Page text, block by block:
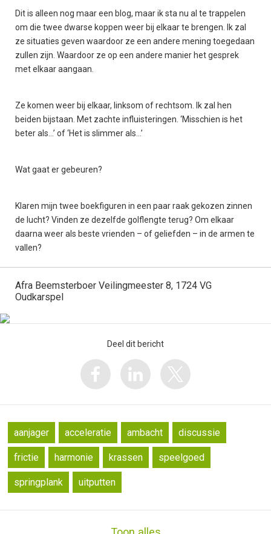
Dit is alleen nog maar een blog, maar ik sta nu al te trappelen
om die twee dwarse koppen weer bij elkaar te brengen. Ik zal
ze situaties geven waardoor ze een andere mening toegedaan
zullen zijn. Waardoor ze op een andere manier het gesprek
met elkaar aangaan.
Ze komen weer bij elkaar, linksom of rechtsom. Ik zal hen
beiden bijstaan. Met zachte influisteringen. ‘Misschien is het
beter als…’ of ‘Het is slimmer als…’
Wat gaat er gebeuren?
Klaren mijn twee boekfiguren in een paar raak gekozen zinnen
de lucht? Vinden ze dezelfde golflengte terug? Om elkaar
daarna weer als beste vrienden – of geliefden – in de armen te
vallen?
Afra Beemsterboer Veilingmeester 8, 1724 VG
Oudkarspel
Deel dit bericht
aanjager acceleratie ambacht discussie
frictie harmonie krassen speelgoed
springplank uitputten